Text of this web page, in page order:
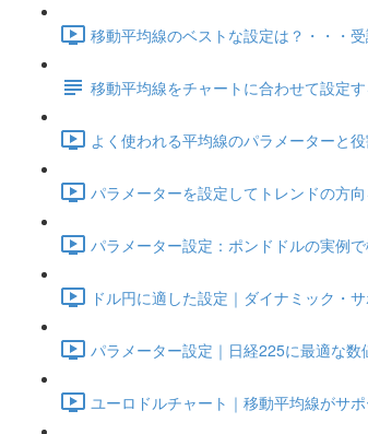
移動平均線のベストな設定は？・・・
移動平均線をチャートに合わせて設定
よく使われる平均線のパラメーターと
パラメーターを設定してトレンドの方
パラメーター設定：ポンドドルの実例
ドル円に適した設定｜ダイナミック・
パラメーター設定｜日経225に最適な数
ユーロドルチャート｜移動平均線がサ